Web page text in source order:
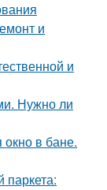
и
и
Нужно ли
окно в бане.
паркета: